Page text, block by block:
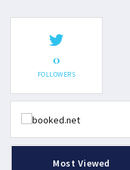
0
FOLLOWERS
Most Viewed